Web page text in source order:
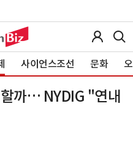
사이언스조선 문화
까… NYDIG "연내